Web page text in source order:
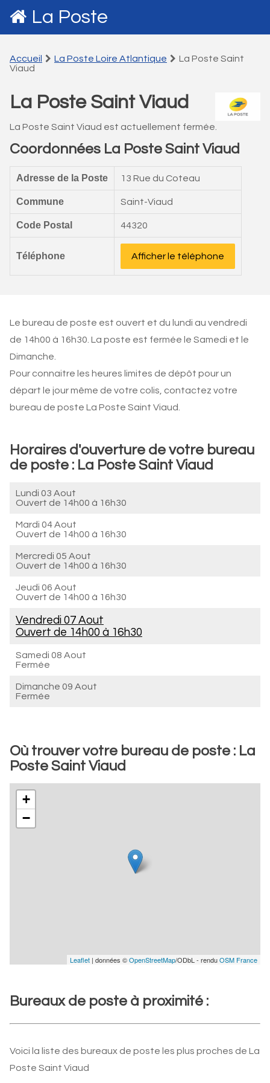
La Poste
Accueil La Poste Loire Atlantique
La Poste Saint
Viaud
La Poste Saint Viaud
La Poste Saint Viaud est actuellement fermée.
Coordonnées La Poste Saint Viaud
Adresse de la Poste 13 Rue du Coteau
Commune Saint-Viaud
Code Postal 44320
Téléphone Afficher le téléphone
Le bureau de poste est ouvert et du lundi au vendredi
de 14h00 à 16h30. La poste est fermée le Samedi et le
Dimanche.
Pour connaitre les heures limites de dépôt pour un
départ le jour même de votre colis, contactez votre
bureau de poste La Poste Saint Viaud.
Horaires d'ouverture de votre bureau
de poste : La Poste Saint Viaud
Lundi 03 Aout
Ouvert de 14h00 à 16h30
Mardi 04 Aout
Ouvert de 14h00 à 16h30
Mercredi 05 Aout
Ouvert de 14h00 à 16h30
Jeudi 06 Aout
Ouvert de 14h00 à 16h30
Vendredi 07 Aout
Ouvert de 14h00 à 16h30
Samedi 08 Aout
Fermée
Dimanche 09 Aout
Fermée
Où trouver votre bureau de poste : La
Poste Saint Viaud
+
−
Leaflet | données ©OpenStreetMap/ODbL - renduOSM France
Bureaux de poste à proximité :
Voici la liste des bureaux de poste les plus proches de La
Poste Saint Viaud